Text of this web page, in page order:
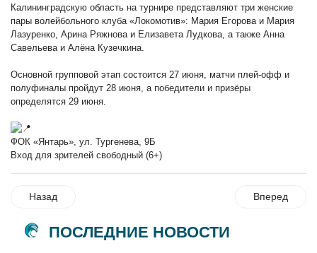
Калининградскую область на турнире представляют три женские
пары волейбольного клуба «Локомотив»: Мария Егорова и Мария
Лазуренко, Арина Ряжнова и Елизавета Лудкова, а также Анна
Савельева и Алёна Кузечкина.
Основной групповой этап состоится 27 июня, матчи плей-офф и
полуфиналы пройдут 28 июня, а победители и призёры
определятся 29 июня.
ФОК «Янтарь», ул. Тургенева, 9Б
Вход для зрителей свободный (6+)
Назад Вперед
ПОСЛЕДНИЕ НОВОСТИ